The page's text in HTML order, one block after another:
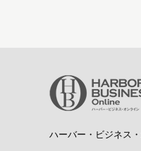
ハーバー・ビジネス